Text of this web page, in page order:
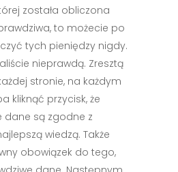
została obliczona
to możecie po
tych pieniędzy nigdy.
nieprawdą. Zresztą
stronie, na każdym
kliknąć przycisk, że
dane są zgodne z
wiedzą. Także
obowiązek do tego,